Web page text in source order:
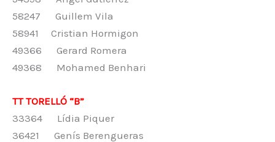
58247 Guillem Vila
58941 Cristian Hormigon
49366 Gerard Romera
49368 Mohamed Benhari
TT TORELLÓ “B”
33364 Lídia Piquer
36421 Genís Berengueras